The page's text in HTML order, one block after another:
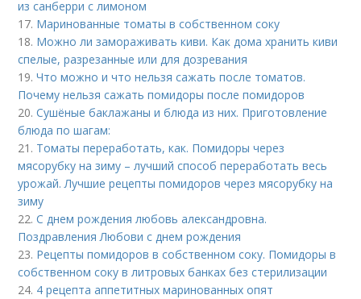
из санберри с лимоном
17. Маринованные томаты в собственном соку
18. Можно ли замораживать киви. Как дома хранить киви
спелые, разрезанные или для дозревания
19.Что можно и что нельзя сажать после томатов.
Почему нельзя сажать помидоры после помидоров
20.Сушёные баклажаны и блюда из них. Приготовление
блюда по шагам:
21. Томаты переработать, как. Помидоры через
мясорубку на зиму – лучший способ переработать весь
урожай. Лучшие рецепты помидоров через мясорубку на
зиму
22.С днем рождения любовь александровна.
Поздравления Любови с днем рождения
23. Рецепты помидоров в собственном соку. Помидоры в
собственном соку в литровых банках без стерилизации
24. 4 рецепта аппетитных маринованных опят